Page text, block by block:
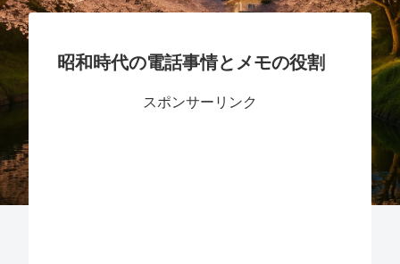
昭和時代の電話事情とメモの役割
スポンサーリンク